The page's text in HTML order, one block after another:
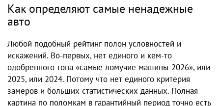
Как определяют самые ненадежные
авто
Любой подобный рейтинг полон условностей и
искажений. Во-первых, нет единого и кем-то
одобренного топа «самые ломучие машины-2026», или
2025, или 2024. Потому что нет единого критерия
замеров и больших статистических данных. Полная
картина по поломкам в гарантийный период точно есть